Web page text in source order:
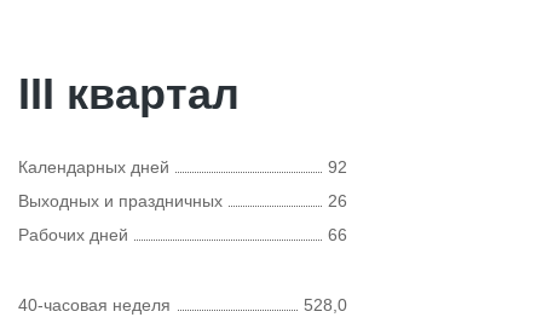
III квартал
Календарных дней
92
Выходных и праздничных
26
Рабочих дней
66
40-часовая неделя 528,0